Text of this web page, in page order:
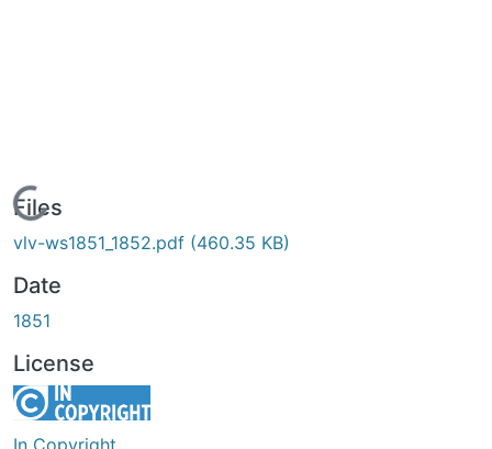
Loading...
Files
vlv-ws1851_1852.pdf (460.35 KB)
Date
1851
License
In Copyright